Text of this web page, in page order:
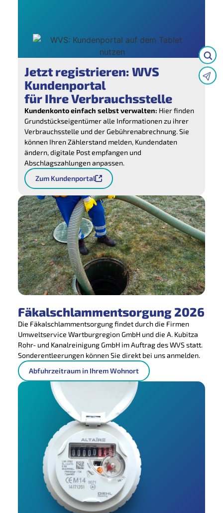
Jetzt registrieren: WVS
Kundenportal
für Ihre Verbrauchsstelle
Kundenkonto einfach selbst verwalten: Hier finden
Grundstückseigentümer alle Informationen zu ihrer
Verbrauchsstelle und der Gebührenabrechnung. Sie
können Ihren Zählerstand melden, Kundendaten
ändern, digitale Post empfangen und
Abschlagszahlungen anpassen.
Zum Kundenportal
Fäkalschlammentsorgung 2026
Die Fäkalschlammentsorgung findet durch die Firmen
Umweltservice Wartburgregion GmbH und die A. Kubitza
Rohr- und Kanalreinigung GmbH im Auftrag des WVS statt.
Sonderentleerungen können Sie direkt bei uns anmelden.
Abfuhrzeitraum in Ihrem Wohnort